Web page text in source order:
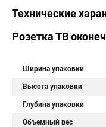
Технические
Розетка ТВ
Ширина упаковки
Высота упаковки
Глубина упаковки
Объемный вес